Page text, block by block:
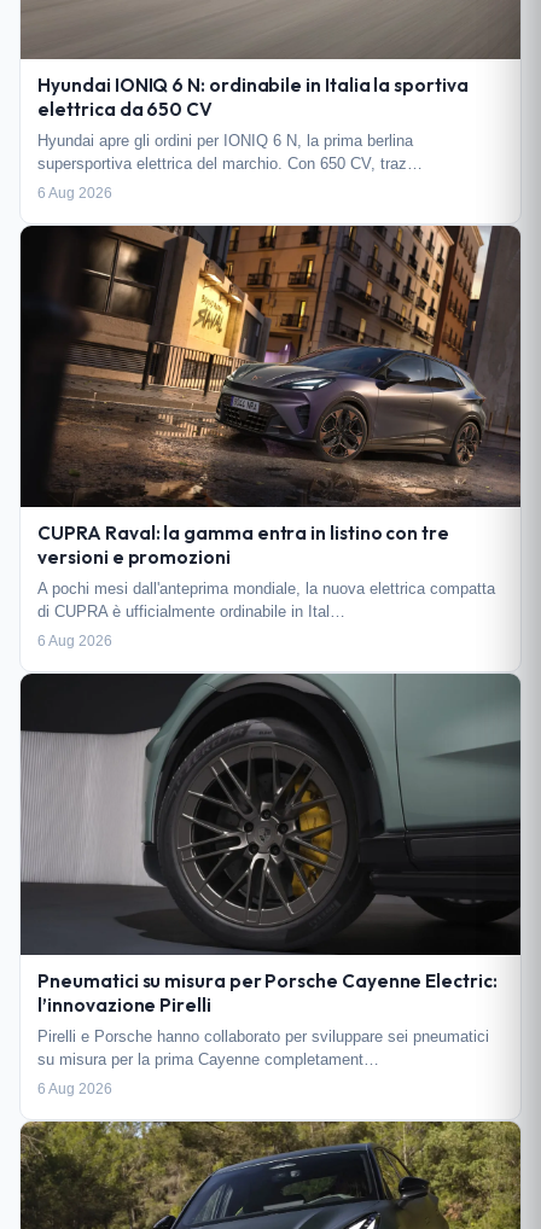
Hyundai IONIQ 6 N: ordinabile in Italia la sportiva
elettrica da 650 CV
Hyundai apre gli ordini per IONIQ 6 N, la prima berlina
supersportiva elettrica del marchio. Con 650 CV, traz…
6 Aug 2026
CUPRA Raval: la gamma entra in listino con tre
versioni e promozioni
A pochi mesi dall'anteprima mondiale, la nuova elettrica compatta
di CUPRA è ufficialmente ordinabile in Ital…
6 Aug 2026
Pneumatici su misura per Porsche Cayenne Electric:
l’innovazione Pirelli
Pirelli e Porsche hanno collaborato per sviluppare sei pneumatici
su misura per la prima Cayenne completament…
6 Aug 2026